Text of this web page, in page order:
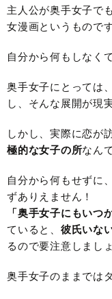
主人公が奥手女子でも
女漫画というものです
自分から何もしなくて
奥手女子にとっては
し、そんな展開が現
しかし、実際に恋が
極的な女子の所なん
自分から何もせずに
ずありえません！
「奥手女子にもいつ
ていると、 彼氏いな
るので要注意しましょ
奥手女子のままでは